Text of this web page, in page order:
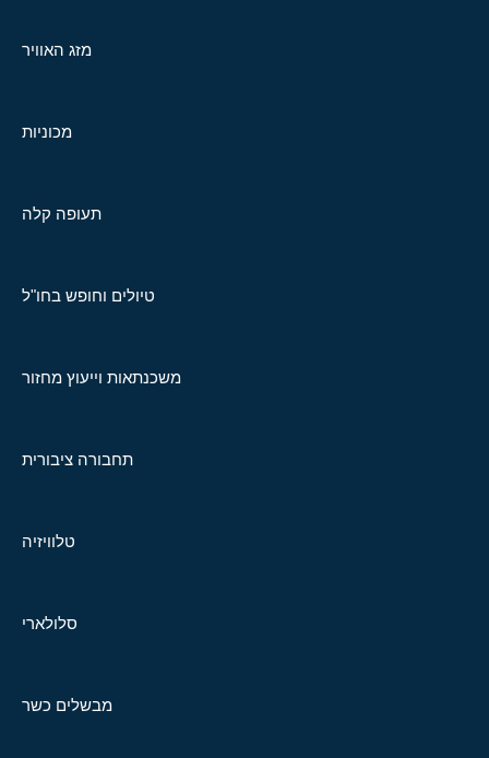
מזג האוויר
מכוניות
תעופה קלה
טיולים וחופש בחו"ל
משכנתאות וייעוץ מחזור
תחבורה ציבורית
טלוויזיה
סלולארי
מבשלים כשר